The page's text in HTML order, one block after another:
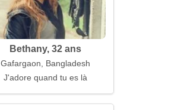
Bethany, 32 ans
Gafargaon, Bangladesh
J'adore quand tu es là